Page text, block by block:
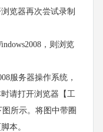
览器再次尝试录制
，则浏览
服务器操作系统，
请打开浏览器【工
所示。将图中带圈
本。